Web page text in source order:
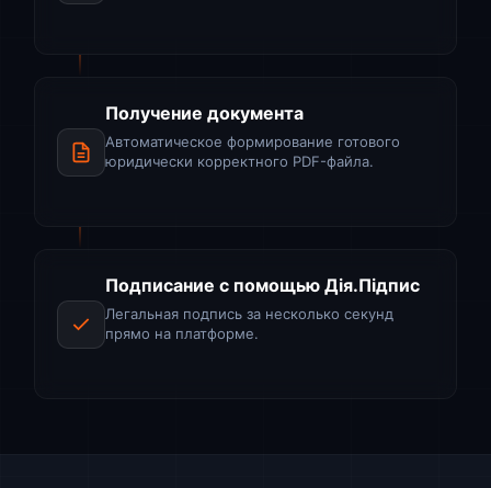
Получение документа
Автоматическое формирование готового
юридически корректного PDF-файла.
Подписание с помощью Дія.Підпис
Легальная подпись за несколько секунд
прямо на платформе.